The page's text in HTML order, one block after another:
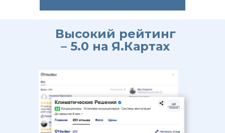
Высокий рейтинг
– 5.0 на Я.Картах